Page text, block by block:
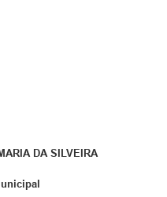
DA SILVEIRA